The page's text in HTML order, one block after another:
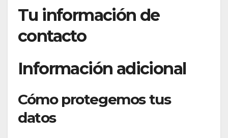
Tu información de
contacto
Información adicional
Cómo protegemos tus
datos